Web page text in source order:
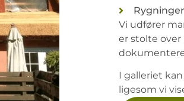
Rygninger
Vi udfører
er stolte over
I galleriet
ligesom vi